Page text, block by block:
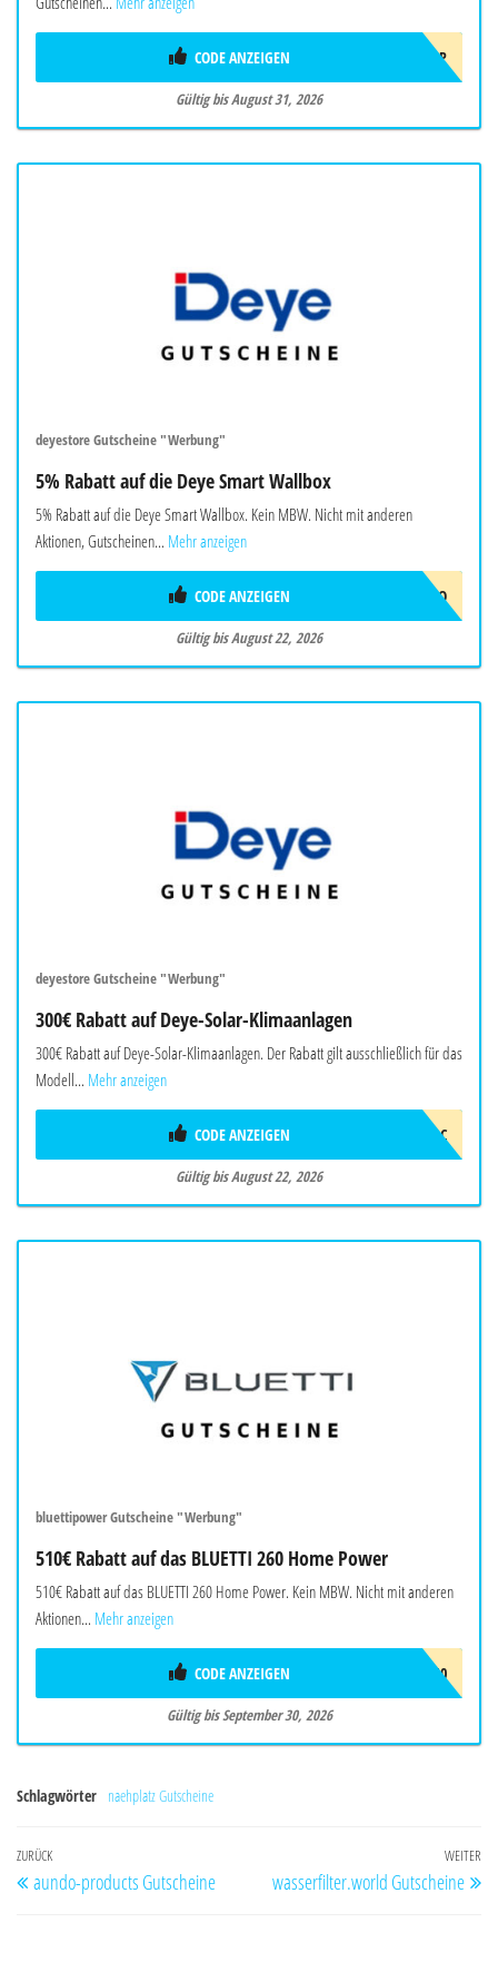
SOMMER2026OBP
CODE ANZEIGEN
Gültig bis August 31, 2026
deyestore Gutscheine "Werbung"
5% Rabatt auf die Deye Smart Wallbox
5% Rabatt auf die Deye Smart Wallbox. Kein MBW. Nicht mit anderen
Aktionen, Gutscheinen... Mehr anzeigen
EVCJULYPROMO
CODE ANZEIGEN
Gültig bis August 22, 2026
deyestore Gutscheine "Werbung"
300€ Rabatt auf Deye-Solar-Klimaanlagen
300€ Rabatt auf Deye-Solar-Klimaanlagen. Der Rabatt gilt ausschließlich für das
Modell... Mehr anzeigen
2026DEYEAWINAC
CODE ANZEIGEN
Gültig bis August 22, 2026
bluettipower Gutscheine "Werbung"
510€ Rabatt auf das BLUETTI 260 Home Power
510€ Rabatt auf das BLUETTI 260 Home Power. Kein MBW. Nicht mit anderen
Aktionen... Mehr anzeigen
BALAFF510
CODE ANZEIGEN
Gültig bis September 30, 2026
Schlagwörter naehplatz Gutscheine
Beitragsnavigation
Vorheriger
Beitrag
ZURÜCK
aundo-products Gutscheine
WEITER
wasserfilter.world Gutscheine